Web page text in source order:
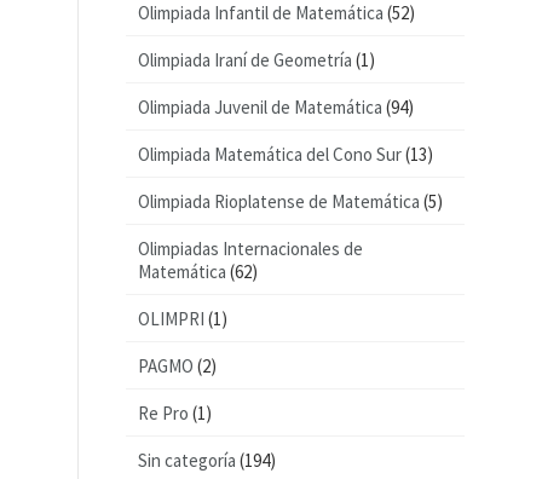
Olimpiada Infantil de Matemática (52)
Olimpiada Iraní de Geometría (1)
Olimpiada Juvenil de Matemática (94)
Olimpiada Matemática del Cono Sur(13)
Olimpiada Rioplatense de Matemática (5)
Olimpiadas Internacionales de
Matemática (62)
OLIMPRI (1)
PAGMO (2)
Re Pro (1)
Sin categoría (194)